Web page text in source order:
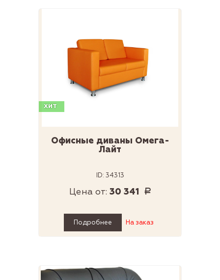
ХИТ
Офисные диваны Омега-
Лайт
ID: 34313
Цена от: 30 341 Р
Подробнее На заказ